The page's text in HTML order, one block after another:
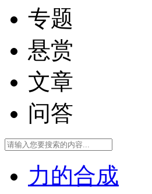
专题
悬赏
文章
问答
力的合成